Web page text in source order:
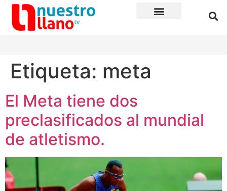
Etiqueta: meta
El Meta tiene dos
preclasificados al mundial
de atletismo.